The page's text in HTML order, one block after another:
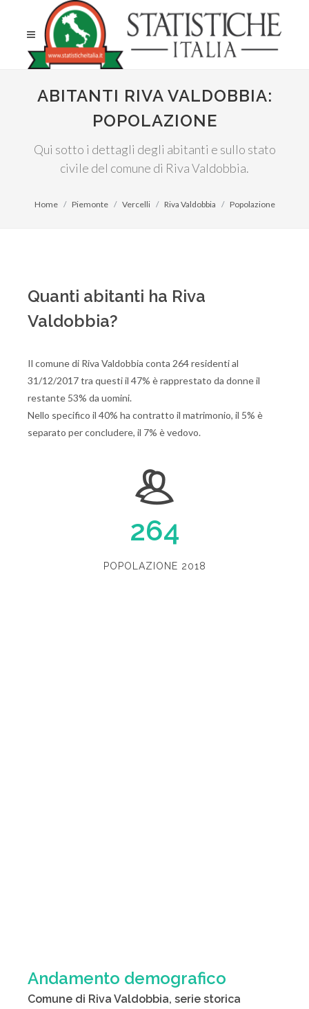
ABITANTI RIVA VALDOBBIA:
POPOLAZIONE
Qui sotto i dettagli degli abitanti e sullo stato
civile del comune di Riva Valdobbia.
Home Piemonte Vercelli Riva Valdobbia Popolazione
Quanti abitanti ha Riva
Valdobbia?
Il comune di Riva Valdobbia conta 264 residenti al
31/12/2017 tra questi il 47% è rapprestato da donne il
restante 53% da uomini.
Nello specifico il 40% ha contratto il matrimonio, il 5% è
separato per concludere, il 7% è vedovo.
264
POPOLAZIONE 2018
Andamento demografico
Comune di Riva Valdobbia, serie storica